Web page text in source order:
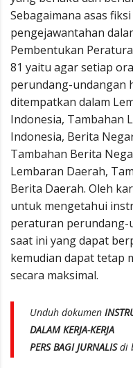
Sebagaimana asas
pengejawantahan
Pembentukan
81 yaitu agar setiap
perundang-undangan
ditempatkan dalam
Indonesia, Tambahan
Indonesia, Berita
Tambahan Berita
Lembaran Daerah,
Berita Daerah. Oleh
untuk mengetahui
peraturan perundang-
saat ini yang dapat
kemudian dapat tetap
secara maksimal.
Unduh dokumen
DALAM KERJA-KERJA
PERS BAGI JURNALIS di